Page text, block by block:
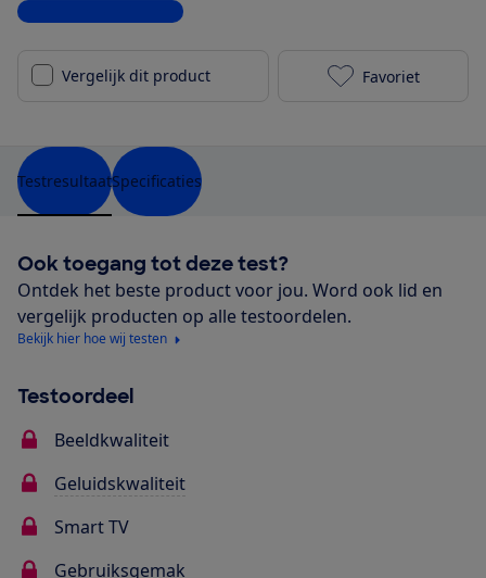
Bekijk alle specificaties
Vergelijk dit product Samsung
Favoriet
TestresultaatSpecificaties
Ook toegang tot deze test?
Ontdek het beste product voor jou. Word ook lid en
vergelijk producten op alle testoordelen.
Bekijk hier hoe wij testen
Testoordeel
Beeldkwaliteit
Geluidskwaliteit
Smart TV
Gebruiksgemak